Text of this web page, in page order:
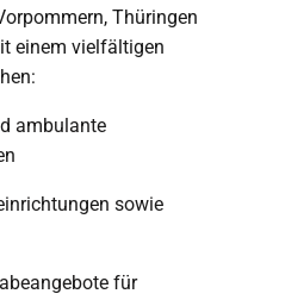
Thüringen
einem vielfältigen
ambulante
sowie
für